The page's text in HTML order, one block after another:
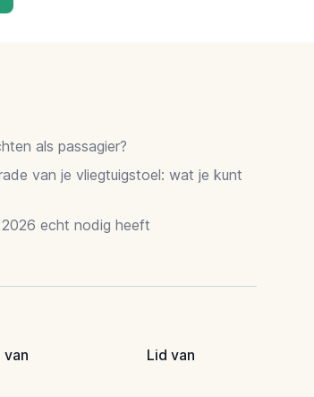
als passagier?
van je vliegtuigstoel: wat je kunt
echt nodig heeft
van Lid van